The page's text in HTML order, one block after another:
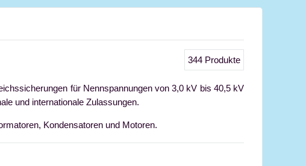
344 Produkte
für Nennspannungen von 3,0 kV bis 40,5 kV
und internationale Zulassungen.
Kondensatoren und Motoren.